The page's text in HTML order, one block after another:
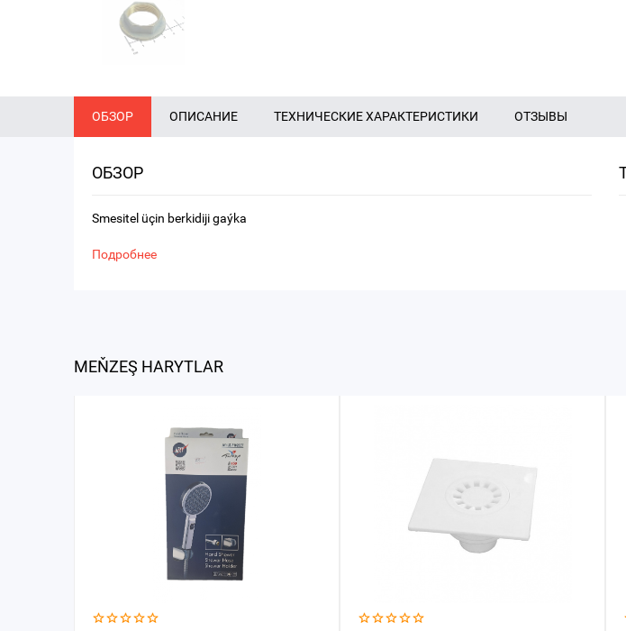
ОБЗОР ОПИСАНИЕ ТЕХНИЧЕСКИЕ ХАРАКТЕРИСТИКИ ОТЗЫВЫ
ОБЗОР
Smesitel üçin berkidiji gaýka
Подробнее
MEŇZEŞ HARYTLAR